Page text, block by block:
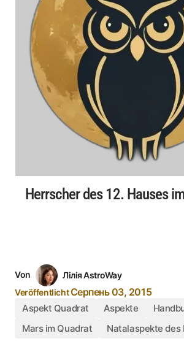
Herrscher des 12. Hauses
Von
Лілія AstroWay
VeröffentlichtСерпень 03, 2015
Aspekt Quadrat Aspekte
Mars im Quadrat
Natalaspekte des